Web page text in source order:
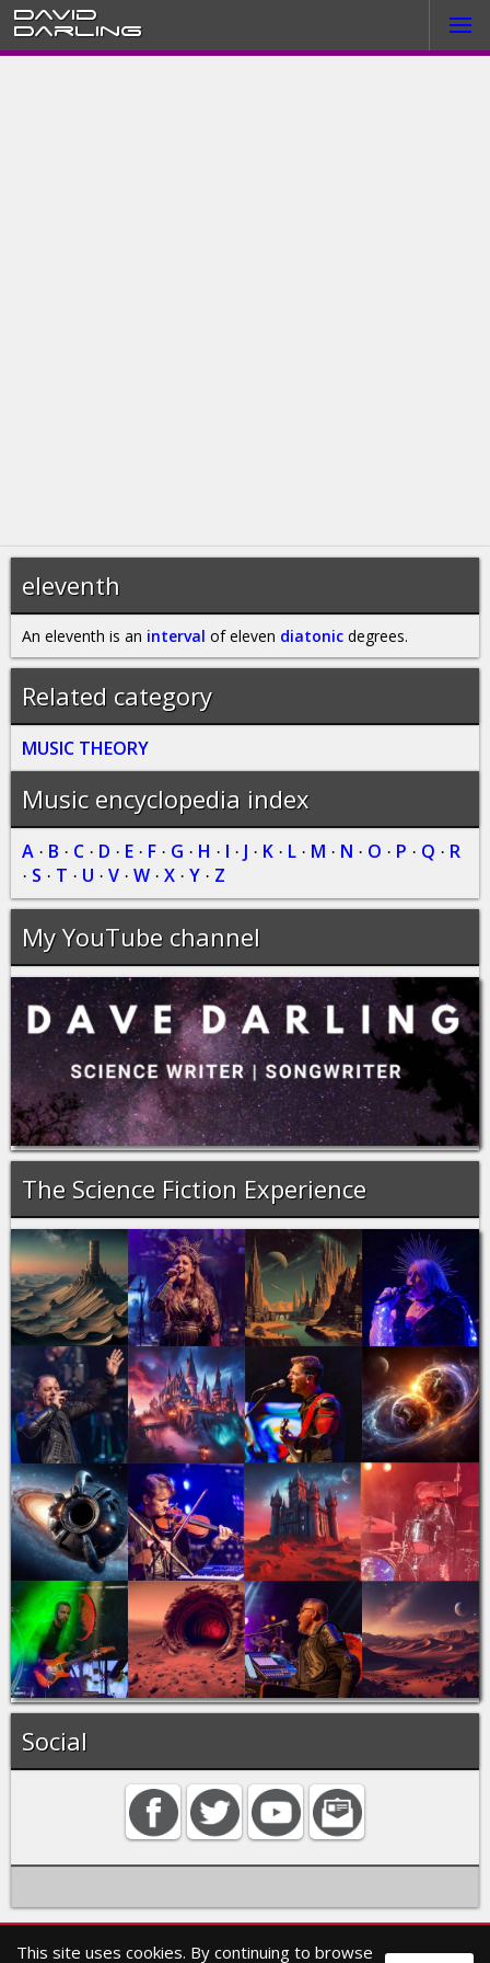
David
Darling
eleventh
An eleventh is an interval of eleven diatonic degrees.
Related category
MUSIC THEORY
Music encyclopedia index
A · B · C · D · E · F · G · H · I · J · K · L · M · N · O · P · Q · R
· S · T · U · V · W · X · Y · Z
My YouTube channel
The Science Fiction Experience
Social
This site uses cookies. By continuing to browse